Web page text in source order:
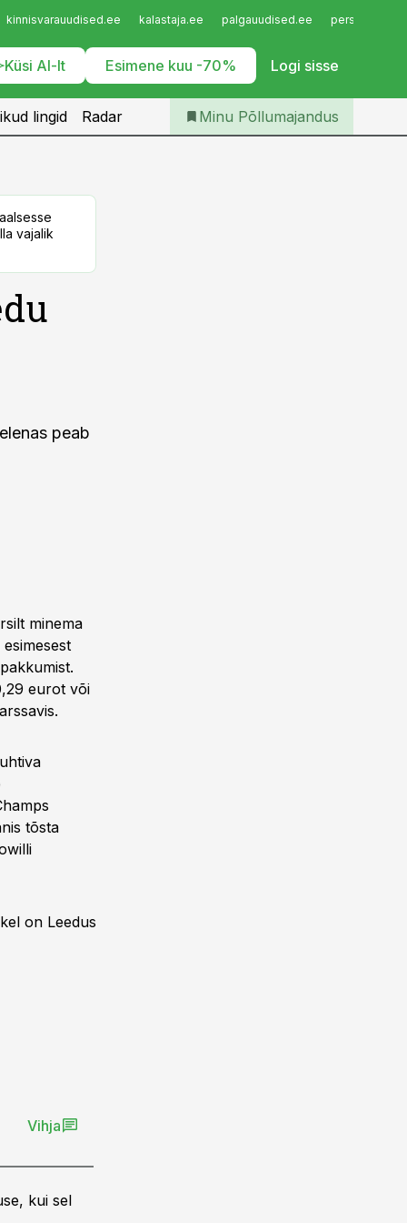
kinnisvarauudised.ee kalastaja.ee palgauudised.ee
Küsi AI-lt Esimene kuu -70% Logi sisse
Iseteenindus
Telli Põllumajandus
lingid Radar Minu Põllumajandus
vajalik
peab
minema
eurot või
tõsta
on Leedus
Vihja
kui sel